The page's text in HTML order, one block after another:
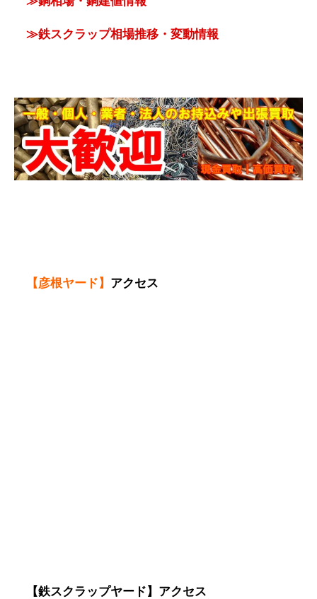
≫鉄スクラップ相場推移・変動情報
【彦根ヤード】 アクセス
【鉄スクラップヤード】アクセス